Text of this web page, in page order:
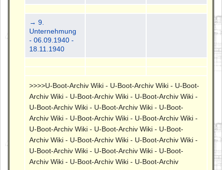
→ 9.
Unternehmung
- 06.09.1940 -
18.11.1940
>>>>U-Boot-Archiv Wiki - U-Boot-Archiv Wiki - U-Boot-
Archiv Wiki - U-Boot-Archiv Wiki - U-Boot-Archiv Wiki -
U-Boot-Archiv Wiki - U-Boot-Archiv Wiki - U-Boot-
Archiv Wiki - U-Boot-Archiv Wiki - U-Boot-Archiv Wiki -
U-Boot-Archiv Wiki - U-Boot-Archiv Wiki - U-Boot-
Archiv Wiki - U-Boot-Archiv Wiki - U-Boot-Archiv Wiki -
U-Boot-Archiv Wiki - U-Boot-Archiv Wiki - U-Boot-
Archiv Wiki - U-Boot-Archiv Wiki - U-Boot-Archiv